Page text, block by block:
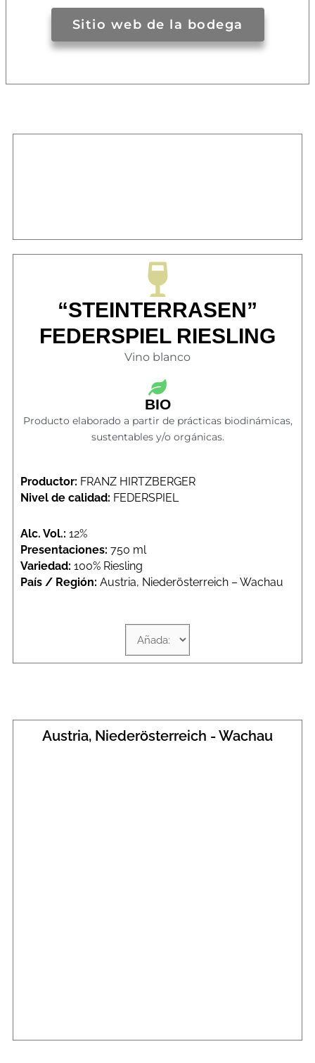
Sitio web de la bodega
“STEINTERRASEN”
FEDERSPIEL RIESLING
Vino blanco
BIO
Producto elaborado a partir de prácticas biodinámicas,
sustentables y/o orgánicas.
Productor: FRANZ HIRTZBERGER
Nivel de calidad: FEDERSPIEL
Alc. Vol.: 12%
Presentaciones: 750 ml
Variedad: 100% Riesling
País / Región: Austria, Niederösterreich – Wachau
Austria, Niederösterreich - Wachau